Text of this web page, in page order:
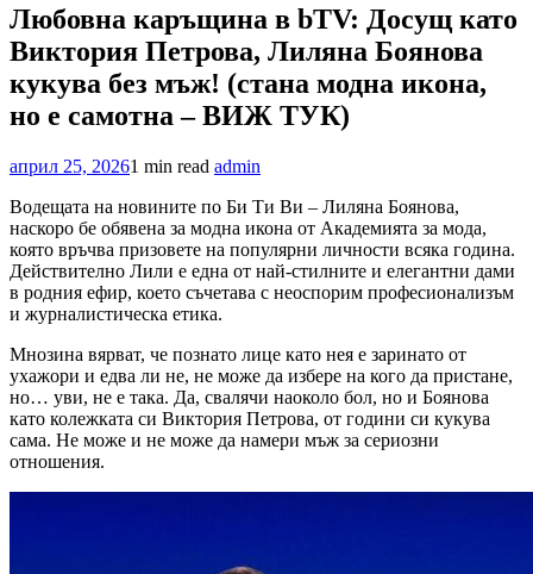
Любовна каръщина в bTV: Досущ като
Виктория Петрова, Лиляна Боянова
кукува без мъж! (стана модна икона,
но е самотна – ВИЖ ТУК)
април 25, 20261 min read admin
Водещата на новините по Би Ти Ви – Лиляна Боянова,
наскоро бе обявена за модна икона от Академията за мода,
която връчва призовете на популярни личности всяка година.
Действително Лили е една от най-стилните и елегантни дами
в родния ефир, което съчетава с неоспорим професионализъм
и журналистическа етика.
Мнозина вярват, че познато лице като нея е заринато от
ухажори и едва ли не, не може да избере на кого да пристане,
но… уви, не е така. Да, свалячи наоколо бол, но и Боянова
като колежката си Виктория Петрова, от години си кукува
сама. Не може и не може да намери мъж за сериозни
отношения.